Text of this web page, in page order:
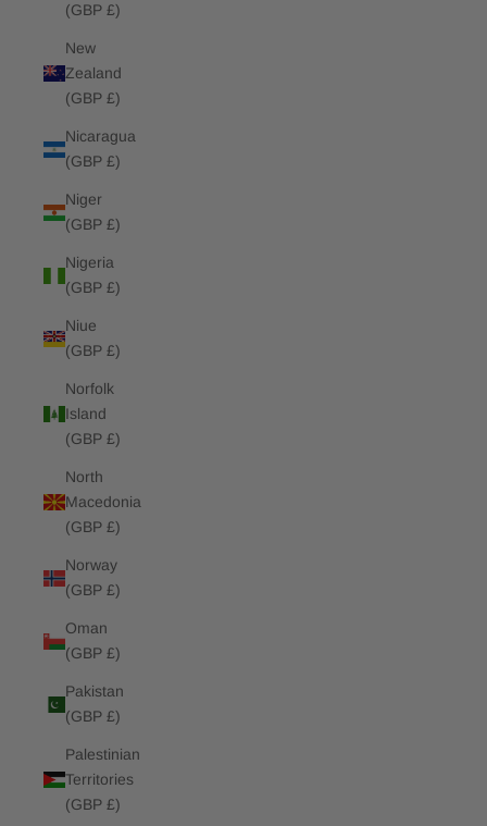
(GBP £)
New
Zealand
(GBP £)
Nicaragua
(GBP £)
Niger
(GBP £)
Nigeria
(GBP £)
Niue
(GBP £)
Norfolk
Island
(GBP £)
North
Macedonia
(GBP £)
Norway
(GBP £)
Oman
(GBP £)
Pakistan
(GBP £)
Palestinian
Territories
(GBP £)